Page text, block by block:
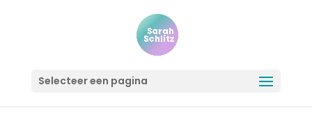
Selecteer een pagina